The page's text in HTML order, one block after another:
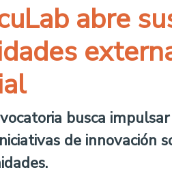
abre
busca
de innovación